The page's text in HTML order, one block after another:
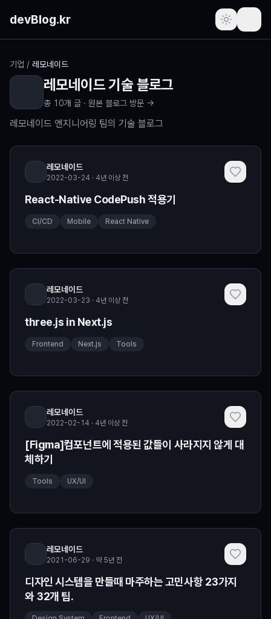
devBlog.kr
포스트
주간 인기글
최근 본 글
프로필 (로그인 필요)
새로운 소식
기업 / 레모네이드
레모네이드기술 블로그
총 10개 글 · 원본 블로그 방문 →
레모네이드 엔지니어링 팀의 기술 블로그
레모네이드
2022-03-24 · 4년 이상 전
React-Native CodePush 적용기
CI/CD Mobile React Native
레모네이드
2022-03-23 · 4년 이상 전
three.js in Next.js
Frontend Next.js Tools
레모네이드
2022-02-14 · 4년 이상 전
[Figma]컴포넌트에 적용된 값들이 사라지지 않게 대
체하기
Tools UX/UI
레모네이드
2021-06-29 · 약 5년 전
디자인 시스템을 만들때 마주하는 고민사항 23가지
와 32개 팁.